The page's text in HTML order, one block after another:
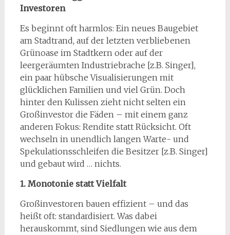
Investoren
Es beginnt oft harmlos: Ein neues Baugebiet
am Stadtrand, auf der letzten verbliebenen
Grünoase im Stadtkern oder auf der
leergeräumten Industriebrache [z.B. Singer],
ein paar hübsche Visualisierungen mit
glücklichen Familien und viel Grün. Doch
hinter den Kulissen zieht nicht selten ein
Großinvestor die Fäden – mit einem ganz
anderen Fokus: Rendite statt Rücksicht. Oft
wechseln in unendlich langen Warte- und
Spekulationsschleifen die Besitzer [z.B. Singer]
und gebaut wird … nichts.
1. Monotonie statt Vielfalt
Großinvestoren bauen effizient – und das
heißt oft: standardisiert. Was dabei
herauskommt, sind Siedlungen wie aus dem